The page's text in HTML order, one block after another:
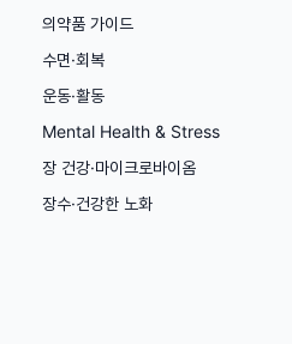
의약품 가이드
수면·회복
운동·활동
Mental Health & Stress
장 건강·마이크로바이옴
장수·건강한 노화